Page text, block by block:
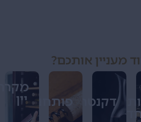
מעניין אותכם?
דקנטרים פותחנים
מקררי
יין